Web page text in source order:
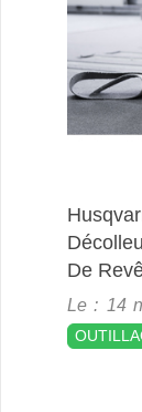
De
2022-
11-
14
Le : 14